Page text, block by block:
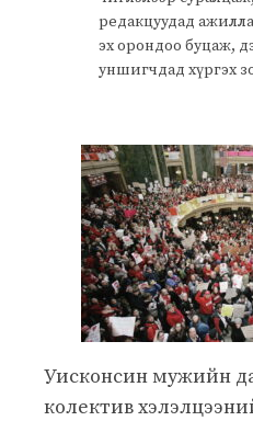
редакцуудад
эх орондоо буцаж,
уншигчдад хүргэх
Уисконсин мужийн
колектив